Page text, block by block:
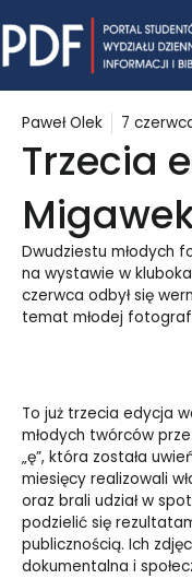
to
content
Paweł Olek 7
Trzecia
Dwudziestu młodych
na wystawie w
czerwca odbył się
temat młodej
To już trzecia edycja
młodych twórców
„ę”, która została
miesięcy realizowali
oraz brali udział w
podzielić się
publicznością. Ich
dokumentalna i